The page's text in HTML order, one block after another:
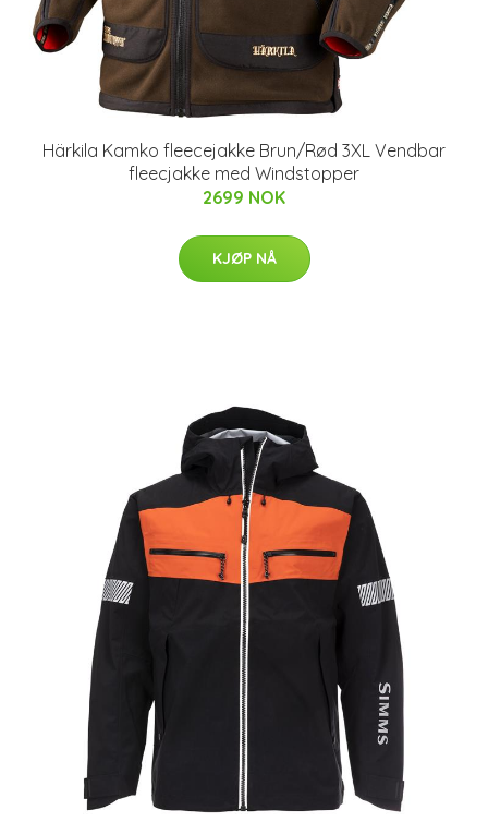
Härkila Kamko fleecejakke Brun/Rød 3XL Vendbar
fleecjakke med Windstopper
2699 NOK
KJØP NÅ